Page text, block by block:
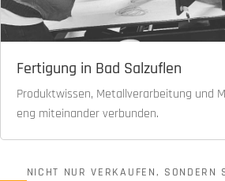
Fertigung in Bad Salzuflen
Produktwissen, Metallverarbeitung und
eng miteinander verbunden.
NICHT NUR VERKAUFEN, SONDERN